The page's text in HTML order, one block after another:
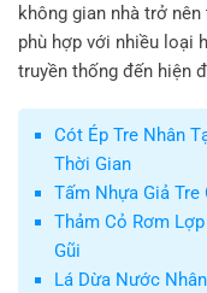
không gian nhà trở
phù hợp với nhiều loại
truyền thống đến hiện
Cót Ép Tre Nhân
Thời Gian
Tấm Nhựa Giả Tre
Thảm Cỏ Rơm
Gũi
Lá Dừa Nước